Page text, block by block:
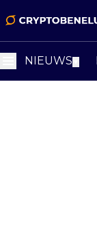
NIEUWS